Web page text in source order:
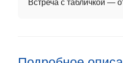
Встреча с табличкой —